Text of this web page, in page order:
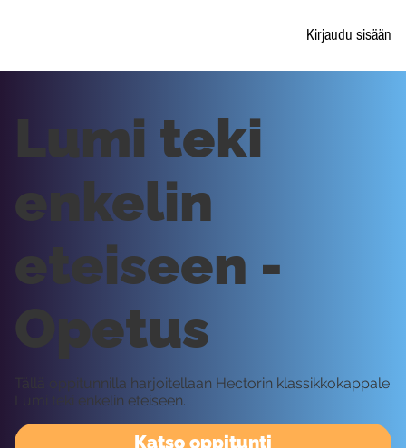
Kirjaudu sisään
Katso oppitunti
Lumi teki
enkelin
eteiseen -
Opetus
Tällä oppitunnilla harjoitellaan Hectorin klassikkokappale
Lumi teki enkelin eteiseen.